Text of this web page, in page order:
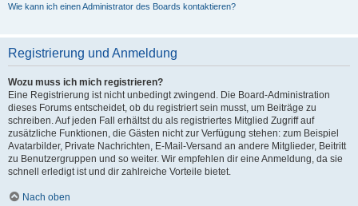
Wie kann ich einen Administrator des Boards kontaktieren?
Registrierung und Anmeldung
Wozu muss ich mich registrieren?
Eine Registrierung ist nicht unbedingt zwingend. Die Board-Administration
dieses Forums entscheidet, ob du registriert sein musst, um Beiträge zu
schreiben. Auf jeden Fall erhältst du als registriertes Mitglied Zugriff auf
zusätzliche Funktionen, die Gästen nicht zur Verfügung stehen: zum Beispiel
Avatarbilder, Private Nachrichten, E-Mail-Versand an andere Mitglieder, Beitritt
zu Benutzergruppen und so weiter. Wir empfehlen dir eine Anmeldung, da sie
schnell erledigt ist und dir zahlreiche Vorteile bietet.
Nach oben